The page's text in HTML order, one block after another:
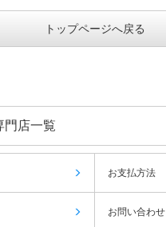
トップページへ戻る
門店一覧
お支払方法
お問い合わせ